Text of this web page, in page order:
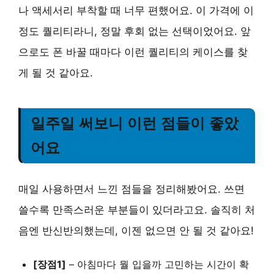
나 액세서리 부착할 때 너무 편했어요. 이 가격에 이
정도 퀄리티라니, 정말 후회 없는 선택이었어요. 앞
으로도 폰 바꿀 때마다 이런 퀄리티의 케이스를 찾
게 될 것 같아요.
일주일 써보니 이런 점들이 좋았
어요
매일 사용하면서 느낀 점들을 정리해봤어요. 쓰면
쓸수록 만족스러운 부분들이 있더라고요. 솔직히 처
음엔 반신반의했는데, 이젠 없으면 안 될 것 같아요!
[장점1] – 아침마다 뭘 입을까 고민하는 시간이 확